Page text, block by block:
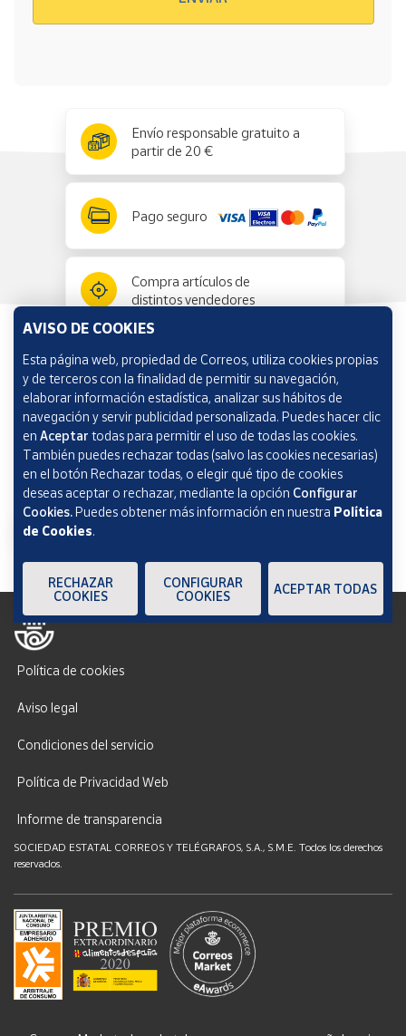
Envío responsable gratuito a
partir de 20 €
Pago seguro
Compra artículos de
distintos vendedores
Información y ayuda
Correos Market
Política de cookies
Aviso legal
Condiciones del servicio
Política de Privacidad Web
Informe de transparencia
SOCIEDAD ESTATAL CORREOS Y TELÉGRAFOS, S.A., S.M.E. Todos los derechos
reservados.
AVISO DE COOKIES
Esta página web, propiedad de Correos, utiliza cookies propias
y de terceros con la finalidad de permitir su navegación,
elaborar información estadística, analizar sus hábitos de
navegación y servir publicidad personalizada. Puedes hacer clic
en Aceptar todas para permitir el uso de todas las cookies.
También puedes rechazar todas (salvo las cookies necesarias)
en el botón Rechazar todas, o elegir qué tipo de cookies
deseas aceptar o rechazar, mediante la opción Configurar
Cookies.Puedes obtener más información en nuestra Política
de Cookies.
RECHAZAR
COOKIES
CONFIGURAR
COOKIES
ACEPTAR TODAS